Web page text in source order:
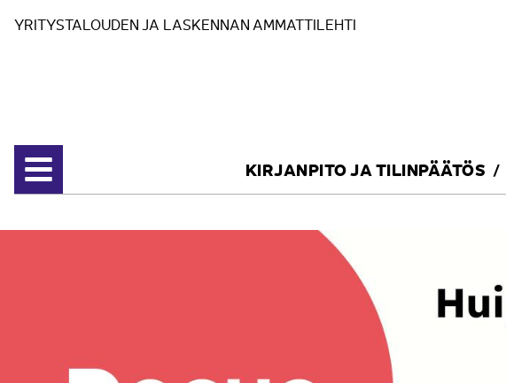
YRITYSTALOUDEN JA LASKENNAN AMMATTILEHTI
Avaa valikko
KIRJANPITO JA TILINPÄÄTÖS